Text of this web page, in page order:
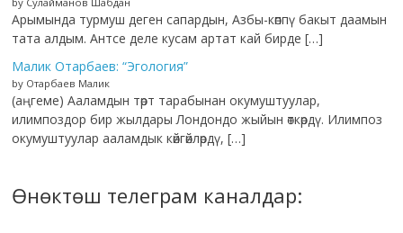
Арымында турмуш деген сапардын, Азбы-көппү бакыт даамын
тата алдым. Антсе деле кусам артат кай бирде […]
Малик Отарбаев: “Эгология”
by Отарбаев Малик
(аңгеме) Ааламдын төрт тарабынан окумуштуулар,
илимпоздор бир жылдары Лондондо жыйын өткөрдү. Илимпоз
окумуштуулар ааламдык көйгөйлөрдү, […]
Өнөктөш телеграм каналдар: